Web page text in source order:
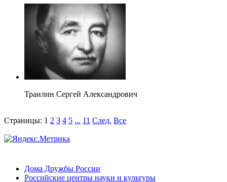
Траилин Сергей Александрович
Страницы: 1 2 3 4 5 ... 11 След. Все
Дома Дружбы России
Российские центры науки и культуры